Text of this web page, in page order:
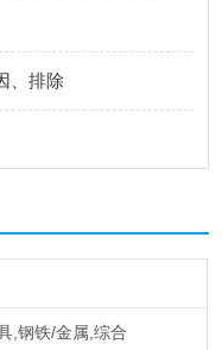
、排除
,钢铁/金属,综合